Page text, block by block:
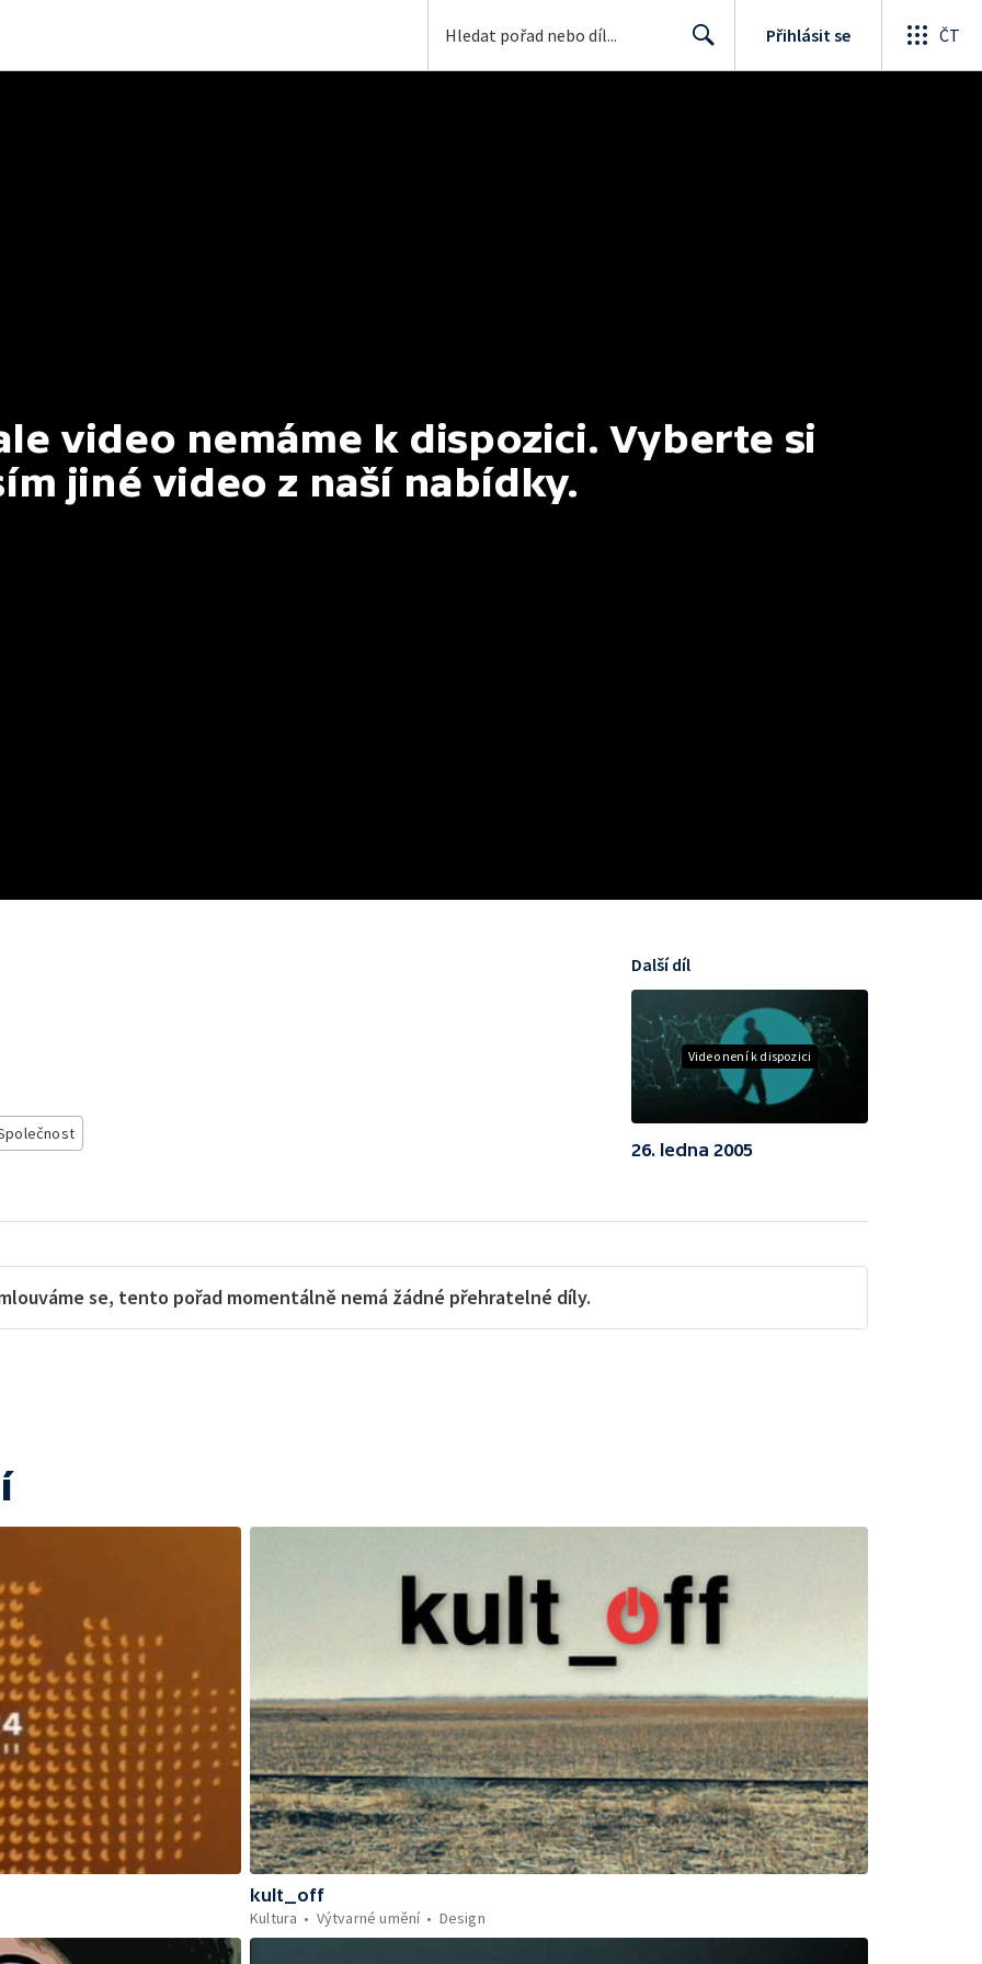
Přihlásit se ČT
video nemáme k dispozici. Vyberte si
jiné video z naší nabídky.
Video není k dispozici
Další díl
26. ledna 2005
se, tento pořad momentálně nemá žádné přehratelné díly.
kult_off
Kultura
Výtvarné umění Design